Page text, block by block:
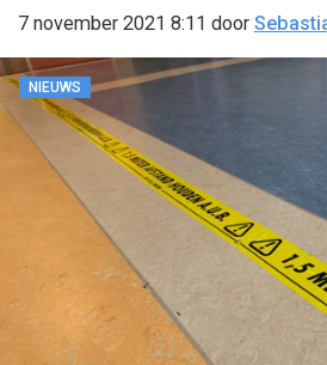
7 november 2021 8:11 door
NIEUWS